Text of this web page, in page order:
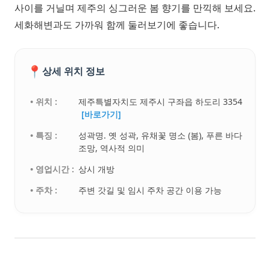
사이를 거닐며 제주의 싱그러운 봄 향기를 만끽해 보세요.
세화해변과도 가까워 함께 둘러보기에 좋습니다.
📍 상세 위치 정보
• 위치 :
제주특별자치도 제주시 구좌읍 하도리 3354
[바로가기]
• 특징 :
성곽명. 옛 성곽, 유채꽃 명소 (봄), 푸른 바다
조망, 역사적 의미
• 영업시간 : 상시 개방
• 주차 :
주변 갓길 및 임시 주차 공간 이용 가능